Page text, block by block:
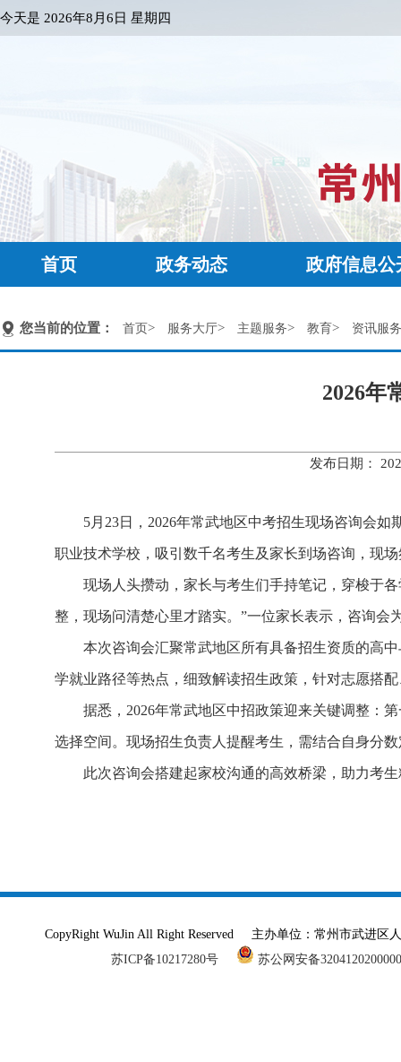
今天是 2026年8月6日 星期四
首页 政务动态 政府信息公
您当前的位置： 首页> 服务大厅> 主题服务> 教育> 资讯服务
2026年
发布日期：
5月23日，2026年常武地区中考招生现场咨询会
职业技术学校，吸引数千名考生及家长到场咨询，现
现场人头攒动，家长与考生们手持笔记，穿梭于
整，现场问清楚心里才踏实。”一位家长表示，咨询
本次咨询会汇聚常武地区所有具备招生资质的高
学就业路径等热点，细致解读招生政策，针对志愿搭
据悉，2026年常武地区中招政策迎来关键调整：
选择空间。现场招生负责人提醒考生，需结合自身分
此次咨询会搭建起家校沟通的高效桥梁，助力考
CopyRight WuJin All Right Reserved 主办单位：常州市武进
苏ICP备10217280号
苏公网安备